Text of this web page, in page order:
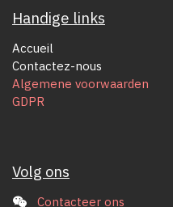
Handige links
Accueil
Contactez-nous
Algemene voorwaarden
GDPR
Volg ons
Contacteer ons